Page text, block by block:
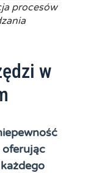
procesów
w
oferując